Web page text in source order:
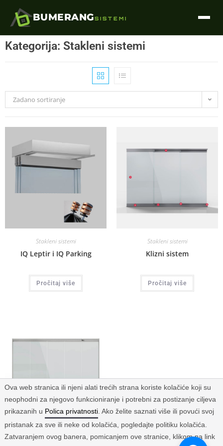
BUMERANGSISTEMI
Kategorija: Stakleni sistemi
Zadano sortiranje
Stakleni sistemi
IQ Leptir i IQ Parking
Pročitaj više
Stakleni sistemi
Klizni sistem
Pročitaj više
Stakleni sistemi
Profesionalni klizni sistem
Ova web stranica ili njeni alati trećih strana koriste kolačiće koji su
neophodni za njegovo funkcioniranje i potrebni za postizanje ciljeva
prikazanih u Polica privatnosti. Ako želite saznati više ili povući svoj
pristanak za sve ili neke od kolačića, pogledajte politiku kolačića.
Zatvaranjem ovog banera, pomicanjem ove stranice, klikom na link